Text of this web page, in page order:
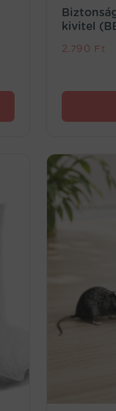
kivitel
2.790 Ft